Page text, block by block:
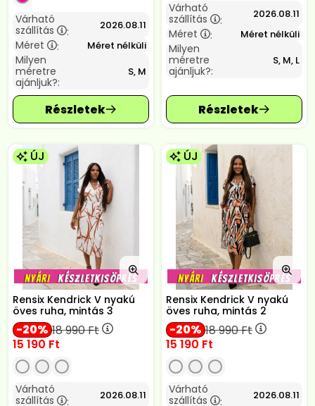
Várható
szállítás
: 2026.08.11
Méret : Méret nélküli
Milyen
méretre
ajánljuk?:
S, M
Várható
szállítás
: 2026.08.11
Méret : Méret nélküli
Milyen
méretre
ajánljuk?:
S, M, L
ÚJ
Rensix Kendrick V nyakú
öves ruha, mintás 3
20 18 990Ft
15 190 Ft
Várható
szállítás
: 2026.08.11
ÚJ
Rensix Kendrick V nyakú
öves ruha, mintás 2
20 18 990Ft
15 190 Ft
Várható
szállítás
: 2026.08.11